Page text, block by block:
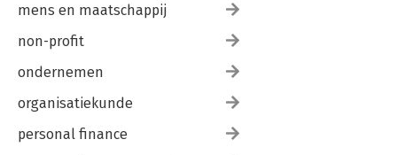
mens en maatschappij
non-profit
ondernemen
organisatiekunde
personal finance